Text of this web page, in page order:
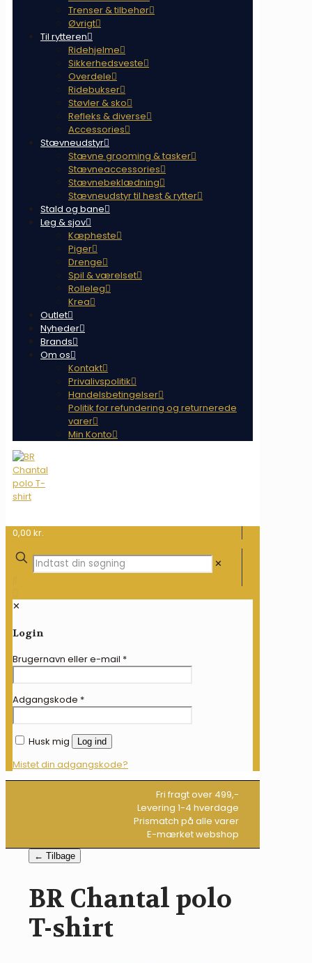
Trenser & tilbehør
Øvrigt
Til rytteren
Ridehjelme
Sikkerhedsveste
Overdele
Ridebukser
Støvler & sko
Refleks & diverse
Accessories
Stævneudstyr
Stævne grooming & tasker
Stævneaccessories
Stævnebeklædning
Stævneudstyr til hest & rytter
Stald og bane
Leg & sjov
Kæpheste
Piger
Drenge
Spil & værelset
Rolleleg
Krea
Outlet
Nyheder
Brands
Om os
Kontakt
Privalivspolitik
Handelsbetingelser
Politik for refundering og returnerede
varer
Min Konto
0,00 kr.
✕
✕
Login
Brugernavn eller e-mail *
Adgangskode *
Husk mig Log ind
Mistet din adgangskode?
Fri fragt over 499,-
Levering 1-4 hverdage
Prismatch på alle varer
E-mærket webshop
← Tilbage
BR Chantal polo
T-shirt